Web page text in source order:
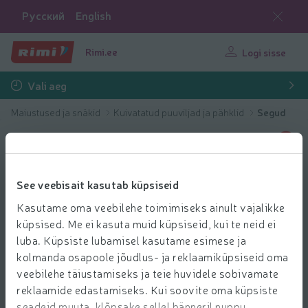
See veebisait kasutab küpsiseid
Kasutame oma veebilehe toimimiseks ainult vajalikke
küpsised. Me ei kasuta muid küpsiseid, kui te neid ei
luba. Küpsiste lubamisel kasutame esimese ja
kolmanda osapoole jõudlus- ja reklaamiküpsiseid oma
veebilehe täiustamiseks ja teie huvidele sobivamate
reklaamide edastamiseks. Kui soovite oma küpsiste
Русский English
Rimi.ee Logi sisse
Vali aeg
Maiustused ja snäkid Kuivatatud puuviljad ja pähklid Segud